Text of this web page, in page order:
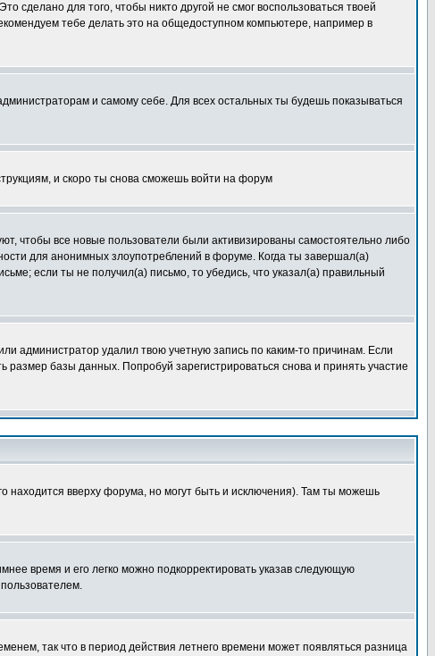
сделано для того, чтобы никто другой не смог воспользоваться твоей
тебе делать это на общедоступном компьютере, например в
и самому себе. Для всех остальных ты будешь показываться
и скоро ты снова сможешь войти на форум
чтобы все новые пользователи были активизированы самостоятельно либо
для анонимных злоупотреблений в форуме. Когда ты завершал(а)
если ты не получил(а) письмо, то убедись, что указал(а) правильный
администратор удалил твою учетную запись по каким-то причинам. Если
базы данных. Попробуй зарегистрироваться снова и принять участие
находится вверху форума, но могут быть и исключения). Там ты можешь
время и его легко можно подкорректировать указав следующую
так что в период действия летнего времени может появляться разница